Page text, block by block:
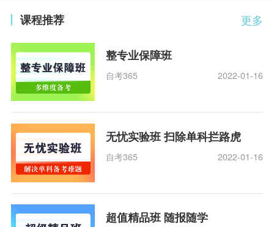
更多
课程推荐
整专业保障班
自考365 2022-01-16
无忧实验班 扫除单科拦路虎
自考365 2022-01-16
超值精品班 随报随学